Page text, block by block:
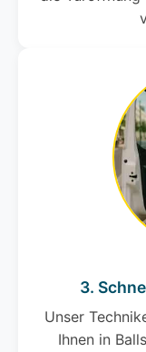
3.
Unser
Ihnen in